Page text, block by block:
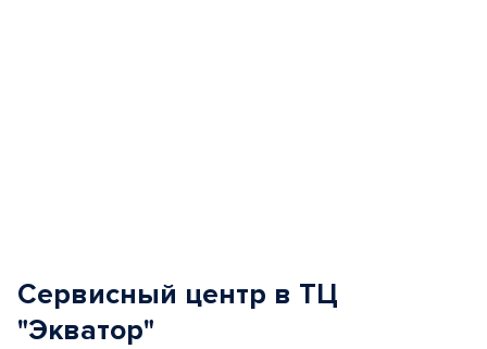
Сервисный центр в ТЦ
"Экватор"